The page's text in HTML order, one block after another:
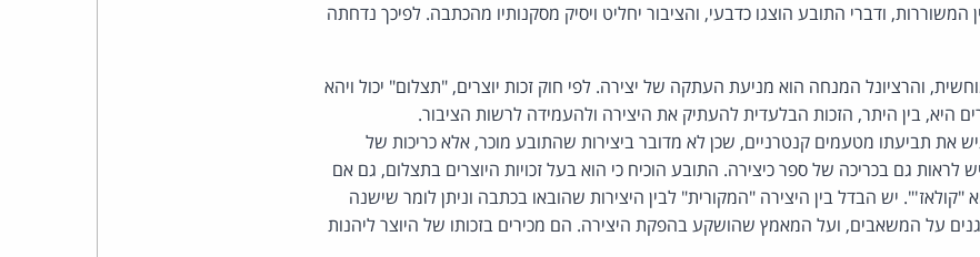
ודברי התובע הוצגו כדבעי, והציבור יחליט ויסיק מסקנותיו מהכתבה. לפיכך נדחתה
והרציונל המנחה הוא מניעת העתקה של יצירה. לפי חוק זכות יוצרים, "תצלום" יכול ויהא
היא, בין היתר, הזכות הבלעדית להעתיק את היצירה ולהעמידה לרשות הציבור.
את תביעתו מטעמים קנטרניים, שכן לא מדובר ביצירות שהתובע מוכר, אלא כריכות של
לראות גם בכריכה של ספר כיצירה. התובע הוכיח כי הוא בעל זכויות היוצרים בתצלום, גם אם
יש הבדל בין היצירה "המקורית" לבין היצירות שהובאו בכתבה וניתן לומר שישנה
מגנים על המשאבים, ועל המאמץ שהושקע בהפקת היצירה. הם מכירים בזכותו של היוצר ליהנות